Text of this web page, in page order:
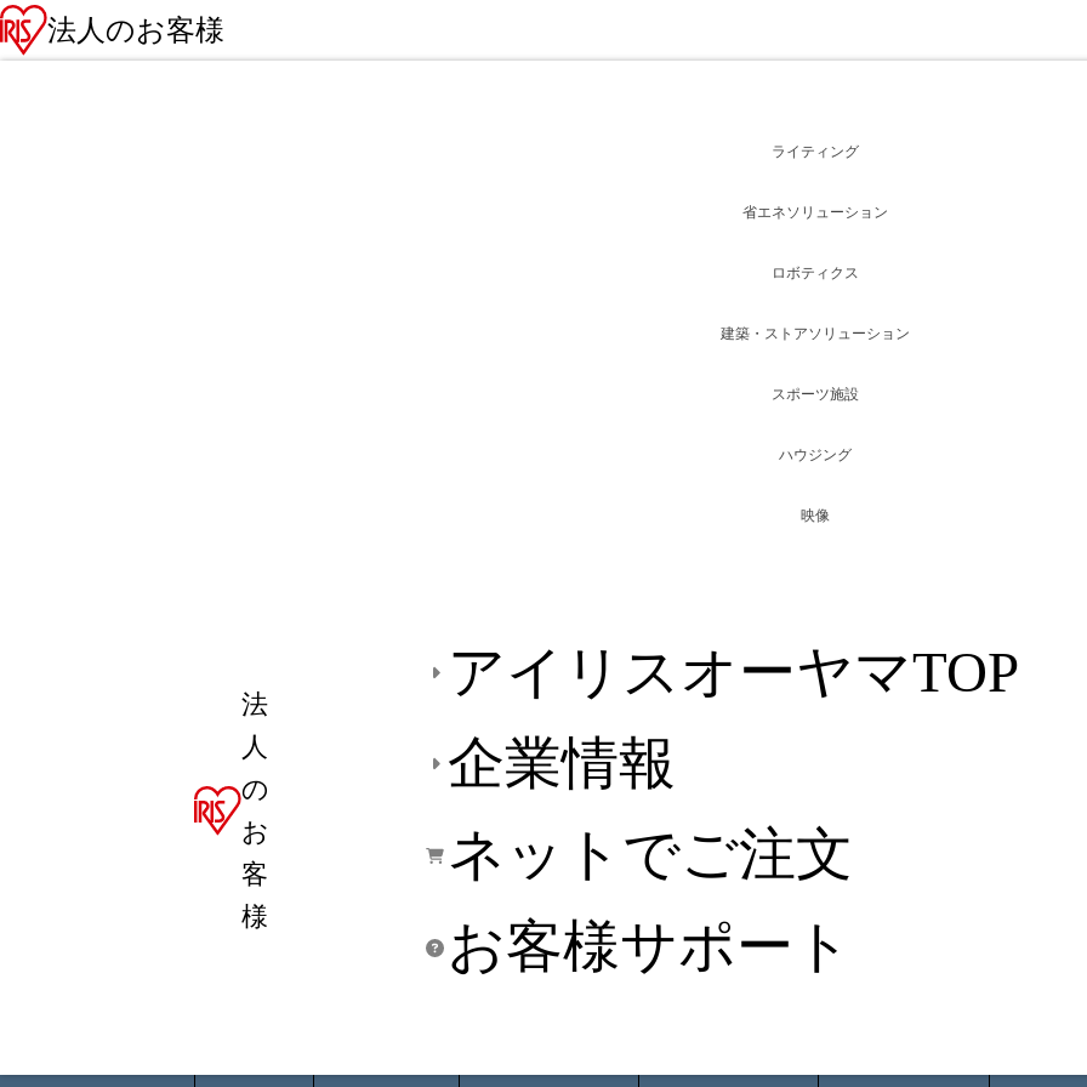
法人のお客様
法
人
の
お
客
様
アイリスオーヤマTOP
企業情報
ネットでご注文
お客様サポート
ライティング
省エネソリューション
ロボティクス
建築・ストアソリューション
スポーツ施設
ハウジング
映像